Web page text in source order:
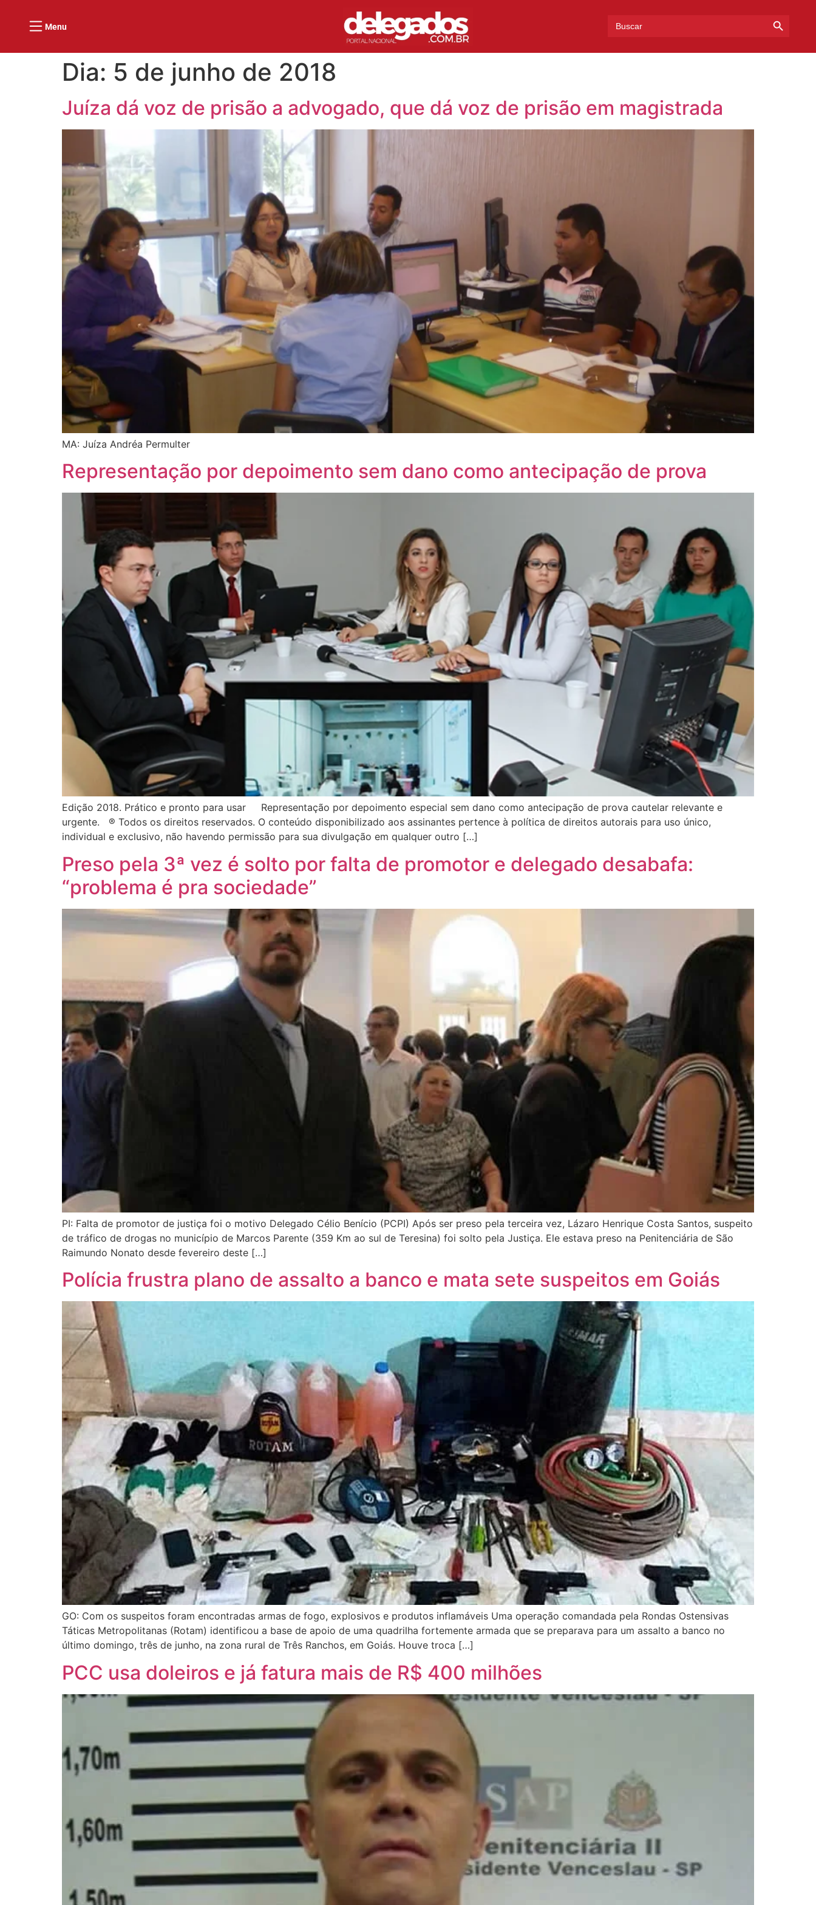
Menu
for:
Dia: 5 de junho de 2018
Juíza dá voz de prisão a advogado, que dá voz de prisão em magistrada
MA: Juíza Andréa Permulter
Representação por depoimento sem dano como antecipação de prova
Edição 2018. Prático e pronto para usar Representação por depoimento especial sem dano como antecipação de prova cautelar relevante e
urgente. ® Todos os direitos reservados. O conteúdo disponibilizado aos assinantes pertence à política de direitos autorais para uso único,
individual e exclusivo, não havendo permissão para sua divulgação em qualquer outro […]
Preso pela 3ª vez é solto por falta de promotor e delegado desabafa:
“problema é pra sociedade”
PI: Falta de promotor de justiça foi o motivo Delegado Célio Benício (PCPI) Após ser preso pela terceira vez, Lázaro Henrique Costa Santos, suspeito
de tráfico de drogas no município de Marcos Parente (359 Km ao sul de Teresina) foi solto pela Justiça. Ele estava preso na Penitenciária de São
Raimundo Nonato desde fevereiro deste […]
Polícia frustra plano de assalto a banco e mata sete suspeitos em Goiás
GO: Com os suspeitos foram encontradas armas de fogo, explosivos e produtos inflamáveis Uma operação comandada pela Rondas Ostensivas
Táticas Metropolitanas (Rotam) identificou a base de apoio de uma quadrilha fortemente armada que se preparava para um assalto a banco no
último domingo, três de junho, na zona rural de Três Ranchos, em Goiás. Houve troca […]
PCC usa doleiros e já fatura mais de R$ 400 milhões